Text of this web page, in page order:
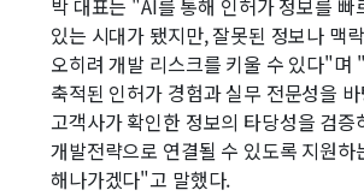
박 대표는 "AI를 통해 인허가 정보를 빠
있는 시대가 됐지만, 잘못된 정보나 맥
오히려 개발 리스크를 키울 수 있다"며
축적된 인허가 경험과 실무 전문성을
고객사가 확인한 정보의 타당성을 검증
개발전략으로 연결될 수 있도록 지원하
해나가겠다"고 말했다.